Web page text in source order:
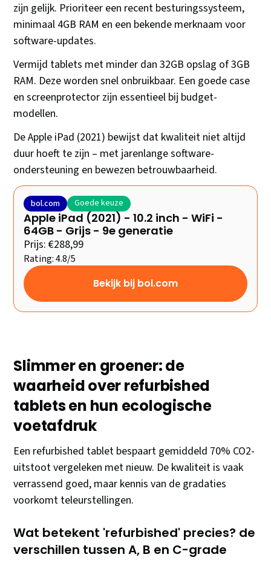
zijn gelijk. Prioriteer een recent besturingssysteem,
minimaal 4GB RAM en een bekende merknaam voor
software-updates.
Vermijd tablets met minder dan 32GB opslag of 3GB
RAM. Deze worden snel onbruikbaar. Een goede case
en screenprotector zijn essentieel bij budget-
modellen.
De Apple iPad (2021) bewijst dat kwaliteit niet altijd
duur hoeft te zijn – met jarenlange software-
ondersteuning en bewezen betrouwbaarheid.
bol.com Goede keuze
Apple iPad (2021) - 10.2 inch - WiFi -
64GB - Grijs - 9e generatie
Prijs: €288,99
Rating: 4.8/5
Bekijk bij bol.com
Slimmer en groener: de
waarheid over refurbished
tablets en hun ecologische
voetafdruk
Een refurbished tablet bespaart gemiddeld 70% CO2-
uitstoot vergeleken met nieuw. De kwaliteit is vaak
verrassend goed, maar kennis van de gradaties
voorkomt teleurstellingen.
Wat betekent 'refurbished' precies? de
verschillen tussen A, B en C-grade